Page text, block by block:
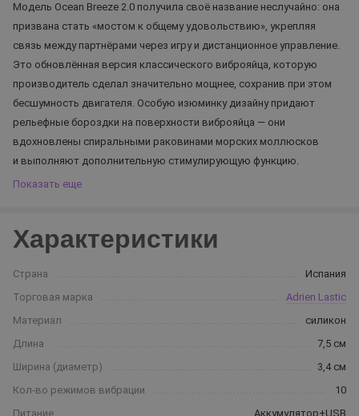
Модель Ocean Breeze 2.0 получила своё название неслучайно: она
призвана стать «мостом к общему удовольствию», укрепляя
связь между партнёрами через игру и дистанционное управление.
Это обновлённая версия классического виброяйца, которую
производитель сделал значительно мощнее, сохранив при этом
бесшумность двигателя. Особую изюминку дизайну придают
рельефные бороздки на поверхности виброяйца — они
вдохновлены спиральными раковинами морских моллюсков
и выполняют дополнительную стимулирующую функцию.
Показать еще
Характеристики
Страна
Испания
Торговая марка
Adrien Lastic
Материал
силикон
Длина
7,5 см
Ширина (диаметр)
3,4 см
Кол-во режимов вибрации
10
Питание
Аккумулятор+USB